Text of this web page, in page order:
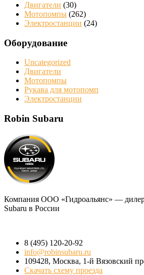
Двигатели (30)
Мотопомпы (262)
Электростанции (24)
Оборудование
Uncategorized
Двигатели
Мотопомпы
Рукава для мотопомп
Электростанции
Robin Subaru
Компания ООО «Гидроальянс» —
Subaru в России
8 (495) 120-20-92
info@robinsubaru.ru
109428, Москва, 1-й Вязовский
Скачать схему проезда